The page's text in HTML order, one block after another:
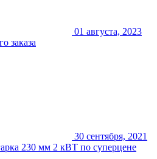
01 августа, 2023
заказа
30 сентября, 2021
230 мм 2 кВТ по суперцене